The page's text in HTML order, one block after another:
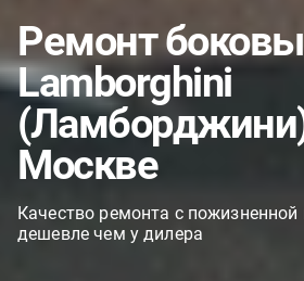
Ремонт
Lamborghini
Москве
Качество ремонта с пожизненной
дешевле чем у дилера